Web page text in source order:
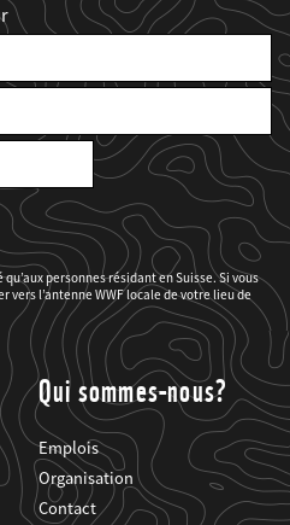
personnes résidant en Suisse. Si vous
vers l’antenne WWF locale de votre lieu de
Qui sommes-nous?
Emplois
Organisation
Contact